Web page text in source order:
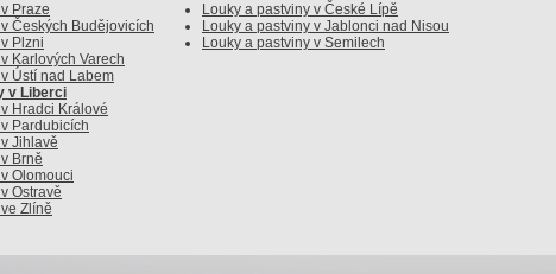
Praze
Českých Budějovicích
Plzni
Karlových Varech
Ústí nad Labem
v Liberci
Hradci Králové
Pardubicích
Jihlavě
Brně
Olomouci
Ostravě
Zlíně
Louky a pastviny v České Lípě
Louky a pastviny v Jablonci nad Nisou
Louky a pastviny v Semilech